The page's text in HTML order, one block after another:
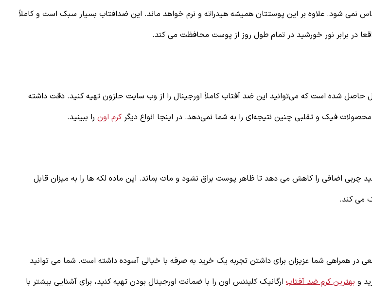
شود. علاوه بر این پوستتان همیشه هیدراته و نرم خواهد ماند. این ضدافتاب بسیار سبک است و کاملاً
در برابر نور خورشید در تمام طول روز از پوست محافظت می کند.
حاصل شده است که می‌توانید این ضد آفتاب کاملاً اورجینال را از وب سایت حلزون تهیه کنید. دقت داشته
فیک و تقلبی چنین نتیجه‌ای را به شما نمی‌دهد. در اینجا انواع دیگر کرم اون را ببینید.
چربی اضافی را کاهش می دهد تا ظاهر پوست براق نشود و مات بماند. این ماده لکه ها را به میزان قابل
می کند.
در همراهی شما عزیزان برای داشتن تجربه یک خرید به صرفه با خیالی آسوده داشته است. شما می توانید
و بهترین کرم ضد آفتاب ارگانیک کلیننس اون را با ضمانت اورجینال بودن تهیه کنید. برای آشنایی بیشتر با